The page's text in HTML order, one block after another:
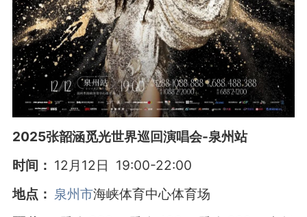
2025张韶涵觅光世界巡回演唱会-泉州站
时间： 12月12日 19:00-22:00
地点： 泉州市海峡体育中心体育场